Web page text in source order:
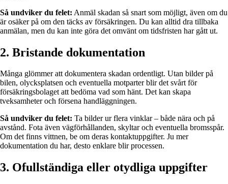
Så undviker du felet: Anmäl skadan så snart som möjligt, även om du
är osäker på om den täcks av försäkringen. Du kan alltid dra tillbaka
anmälan, men du kan inte göra det omvänt om tidsfristen har gått ut.
2. Bristande dokumentation
Många glömmer att dokumentera skadan ordentligt. Utan bilder på
bilen, olycksplatsen och eventuella motparter blir det svårt för
försäkringsbolaget att bedöma vad som hänt. Det kan skapa
tveksamheter och försena handläggningen.
Så undviker du felet: Ta bilder ur flera vinklar – både nära och på
avstånd. Fota även vägförhållanden, skyltar och eventuella bromsspår.
Om det finns vittnen, be om deras kontaktuppgifter. Ju mer
dokumentation du har, desto enklare blir processen.
3. Ofullständiga eller otydliga uppgifter